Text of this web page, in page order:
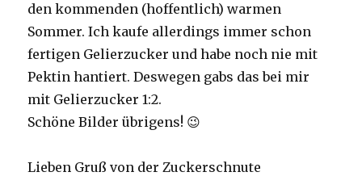
den kommenden (hoffentlich) warmen
Sommer. Ich kaufe allerdings immer schon
fertigen Gelierzucker und habe noch nie mit
Pektin hantiert. Deswegen gabs das bei mir
mit Gelierzucker 1:2.
Schöne Bilder übrigens! 😉
Lieben Gruß von der Zuckerschnute